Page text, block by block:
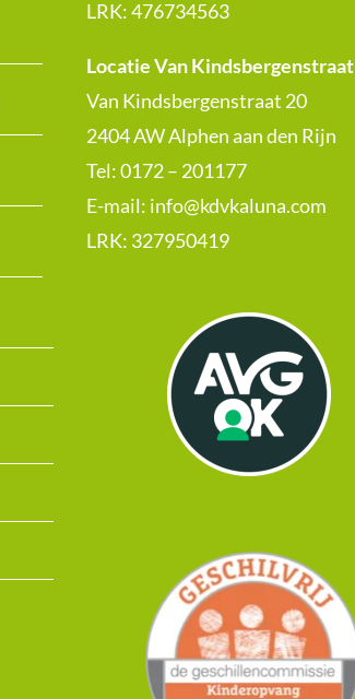
LRK:476734563
Locatie Van Kindsbergenstraat
Van Kindsbergenstraat 20
2404 AW Alphen aan den Rijn
Tel: 0172 – 201177
E-mail: info@kdvkaluna.com
LRK: 327950419